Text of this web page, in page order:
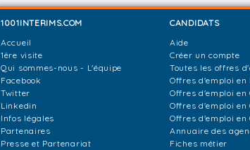
1001INTERIMS.COM
Accueil
1ère visite
Qui sommes-nous - L'équipe
Facebook
Twitter
Linkedin
Infos légales
Partenaires
Presse et Partenariat
CANDIDATS
Aide
Créer un compte
Toutes les offres
Offres d'emploi en
Offres d'emploi
Offres d'emploi en
Offres d'emploi en
Annuaire des
Fiches métier